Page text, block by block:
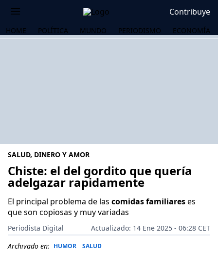
Contribuye
HOME POLÍTICA MUNDO PERIODISMO ECONOMÍA
SALUD, DINERO Y AMOR
Chiste: el del gordito que quería
adelgazar rapidamente
El principal problema de las comidas familiareses
que son copiosas y muy variadas
Periodista Digital
Actualizado: 14 Ene 2025 - 06:28 CET
Archivado en: HUMOR SALUD